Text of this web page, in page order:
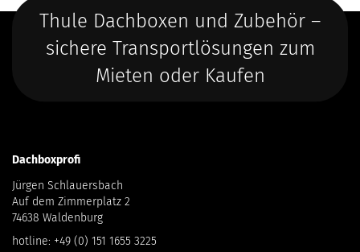
Thule Dachboxen und Zubehör –
sichere Transportlösungen zum
Mieten oder Kaufen
Dachboxprofi
Jürgen Schlauersbach
Auf dem Zimmerplatz 2
74638 Waldenburg
hotline: +49 (0) 151 1655 3225